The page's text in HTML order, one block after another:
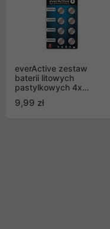
everActive zestaw
baterii litowych
pastylkowych 4x
CR2016
9,99 zł